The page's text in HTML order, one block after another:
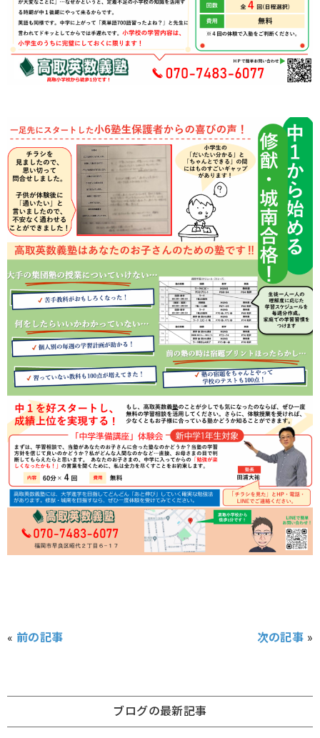
« 前の記事 次の記事 »
ブログの最新記事